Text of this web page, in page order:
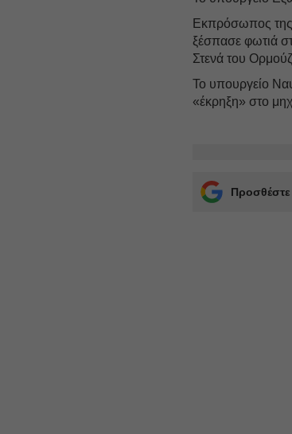
Eκπρόσωπος της
ξέσπασε φωτιά
Στενά του
Το υπουργείο
«έκρηξη» στο